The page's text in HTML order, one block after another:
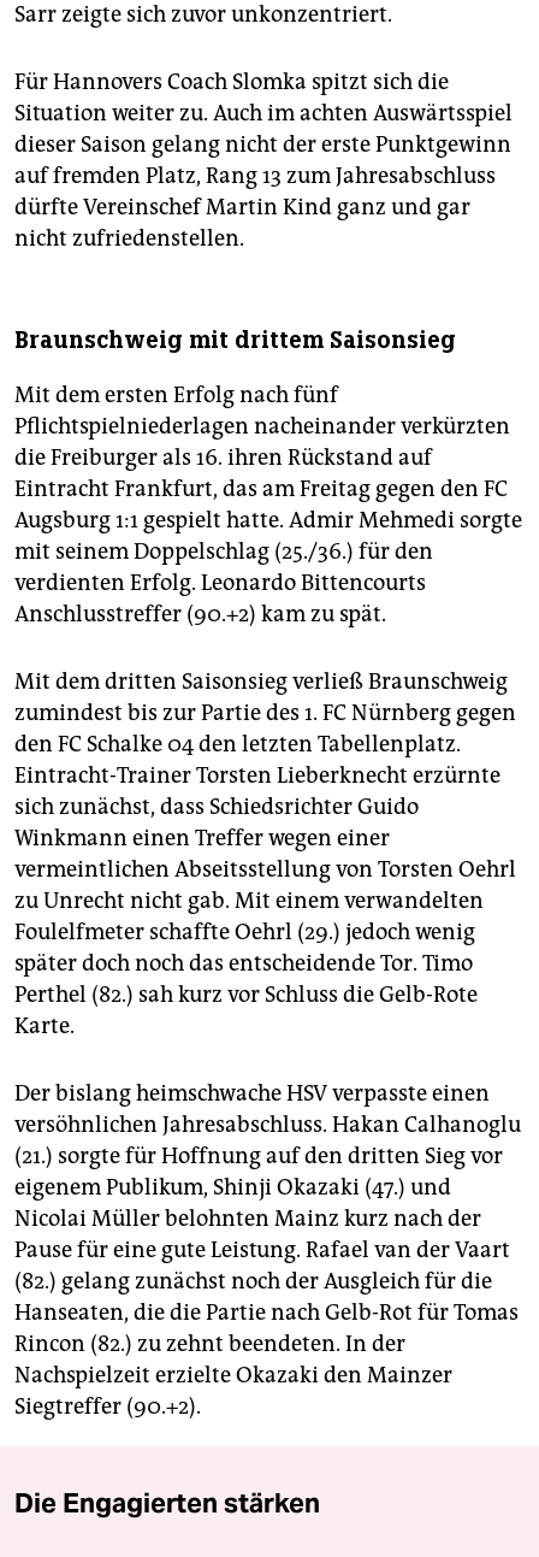
Sarr zeigte sich zuvor unkonzentriert.
Für Hannovers Coach Slomka spitzt sich die
Situation weiter zu. Auch im achten Auswärtsspiel
dieser Saison gelang nicht der erste Punktgewinn
auf fremden Platz, Rang 13 zum Jahresabschluss
dürfte Vereinschef Martin Kind ganz und gar
nicht zufriedenstellen.
Braunschweig mit drittem Saisonsieg
Mit dem ersten Erfolg nach fünf
Pflichtspielniederlagen nacheinander verkürzten
die Freiburger als 16. ihren Rückstand auf
Eintracht Frankfurt, das am Freitag gegen den FC
Augsburg 1:1 gespielt hatte. Admir Mehmedi sorgte
mit seinem Doppelschlag (25./36.) für den
verdienten Erfolg. Leonardo Bittencourts
Anschlusstreffer (90.+2) kam zu spät.
Mit dem dritten Saisonsieg verließ Braunschweig
zumindest bis zur Partie des 1. FC Nürnberg gegen
den FC Schalke 04 den letzten Tabellenplatz.
Eintracht-Trainer Torsten Lieberknecht erzürnte
sich zunächst, dass Schiedsrichter Guido
Winkmann einen Treffer wegen einer
vermeintlichen Abseitsstellung von Torsten Oehrl
zu Unrecht nicht gab. Mit einem verwandelten
Foulelfmeter schaffte Oehrl (29.) jedoch wenig
später doch noch das entscheidende Tor. Timo
Perthel (82.) sah kurz vor Schluss die Gelb-Rote
Karte.
Der bislang heimschwache HSV verpasste einen
versöhnlichen Jahresabschluss. Hakan Calhanoglu
(21.) sorgte für Hoffnung auf den dritten Sieg vor
eigenem Publikum, Shinji Okazaki (47.) und
Nicolai Müller belohnten Mainz kurz nach der
Pause für eine gute Leistung. Rafael van der Vaart
(82.) gelang zunächst noch der Ausgleich für die
Hanseaten, die die Partie nach Gelb-Rot für Tomas
Rincon (82.) zu zehnt beendeten. In der
Nachspielzeit erzielte Okazaki den Mainzer
Siegtreffer (90.+2).
Die Engagierten stärken